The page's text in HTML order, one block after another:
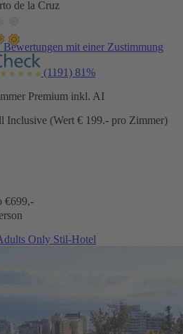
de la Cruz
Bewertungen mit einer Zustimmung
(1191) 81%
Premium inkl. AI
Inclusive (Wert € 199.- pro Zimmer)
€699,-
Only Stil-Hotel